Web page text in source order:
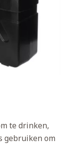
te drinken,
gebruiken om